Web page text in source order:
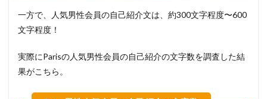
一方で、人気男性会員の自己紹介文は、約300文字程度〜600
文字程度！
実際にParisの人気男性会員の自己紹介の文字数を調査した結
果がこちら。